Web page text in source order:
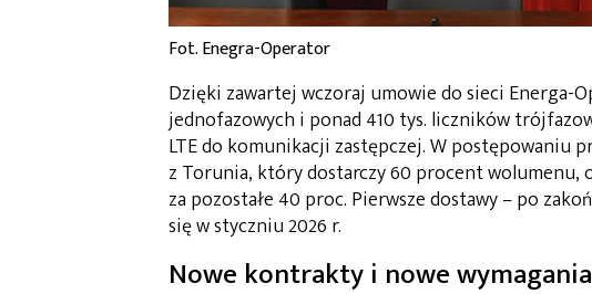
Fot. Enegra-Operator
Dzięki zawartej wczoraj umowie do sieci Energa-
jednofazowych i ponad 410 tys. liczników
LTE do komunikacji zastępczej. W postępowaniu
z Torunia, który dostarczy 60 procent wolumenu,
za pozostałe 40 proc. Pierwsze dostawy – po
się w styczniu 2026 r.
Nowe kontrakty i nowe